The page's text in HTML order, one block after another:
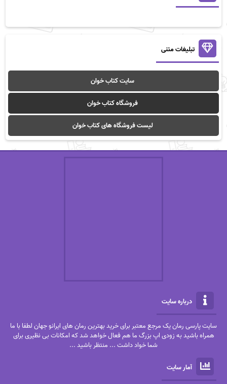
تبلیغات متنی
سایت کتاب خوان
فروشگاه کتاب خوان
لیست فروشگاه های کتاب خوان
درباره سایت
سایت پارسی رمان یک مرجع معتبر برای خرید بهترین رمان های ایرانو جهان لطفا با ما
همراه باشید به زودی اپ بزرگ ما هم فعال خواهد شد که امکانات بی نظیری برای
شما خواد داشت ... منتظر باشید ...
آمار سایت